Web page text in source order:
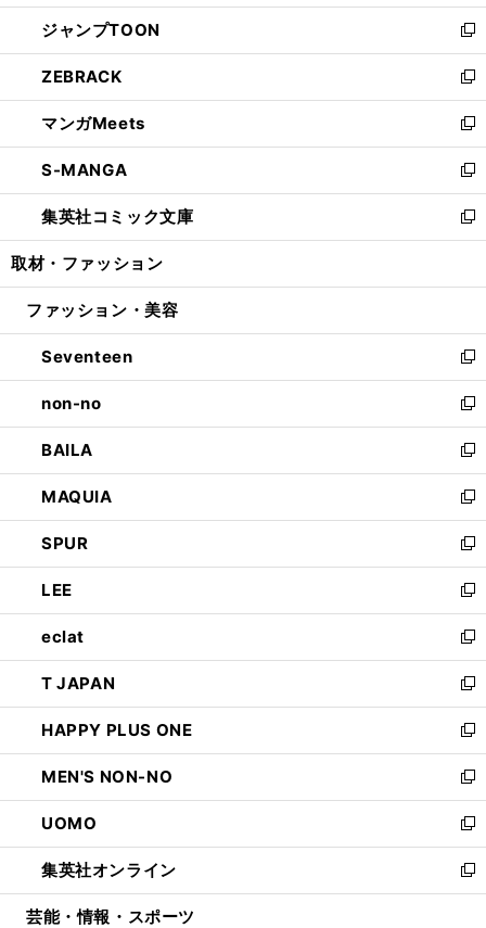
開
く
ウ
で
開
く
ン
ド
ウ
で
開
く
ウ
ィ
ン
ド
ウ
で
開
く
し
い
ウ
ィ
ン
ド
ウ
で
開
く
ジャンプTOON
新
し
い
ウ
ィ
ン
ド
ウ
で
開
ZEBRACK
新
し
い
ウ
ィ
ン
ド
ウ
開
マンガMeets
新
し
い
ウ
ィ
ン
ウ
開
く
S-MANGA
新
し
い
ウ
ン
ウ
で
開
く
集英社コミック文庫
新
し
ウ
ン
ド
ウ
で
開
く
取材・ファッション
ファッション・美容
Seventeen
新
し
い
ウ
ィ
ン
ド
ウ
で
開
く
non-no
新
し
い
ウ
ィ
ン
ド
ウ
で
開
く
BAILA
新
し
い
ウ
ィ
ン
ド
ウ
で
開
く
MAQUIA
新
し
い
ウ
ィ
ン
ド
ウ
で
開
く
SPUR
新
し
い
ウ
ィ
ン
ド
ウ
で
開
く
LEE
新
し
い
ウ
ィ
ン
ド
ウ
で
開
く
eclat
新
し
い
ウ
ィ
ン
ド
ウ
で
開
く
T JAPAN
新
し
い
ウ
ィ
ン
ド
ウ
で
開
HAPPY PLUS ONE
新
し
い
ウ
ィ
ン
ド
ウ
MEN'S NON-NO
新
し
い
ウ
ィ
ン
UOMO
新
し
い
ウ
集英社オンライン
新
し
芸能・情報・スポーツ